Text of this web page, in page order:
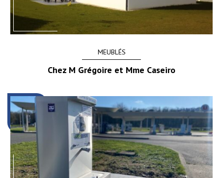
MEUBLÉS
Chez M Grégoire et Mme Caseiro